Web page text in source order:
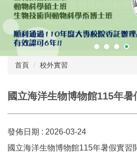
首頁 校外實習
國立海洋生物博物館115年
發佈日期 : 2026-03-24
國立海洋生物博物館115年暑假實習